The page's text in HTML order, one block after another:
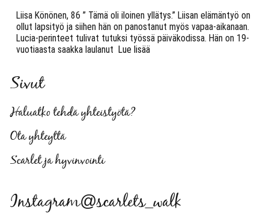
Liisa Könönen, 86 ” Tämä oli iloinen yllätys.” Liisan elämäntyö on
ollut lapsityö ja siihen hän on panostanut myös vapaa-aikanaan.
Lucia-perinteet tulivat tutuksi työssä päiväkodissa. Hän on 19-
vuotiaasta saakka laulanut Lue lisää
Sivut
Haluatko tehdä yhteistyötä?
Ota yhteyttä
Scarlet ja hyvinvointi
Instagram@scarlets_walk